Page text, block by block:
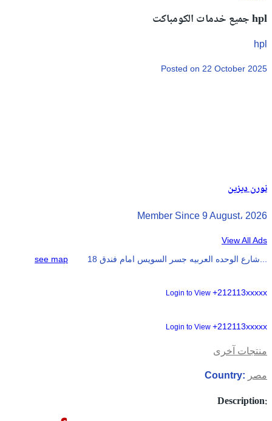
جميع خدمات الكومباكت hpl
hpl
Posted on 22 October 2025
نورن ديزين
Member Since 9 August، 2026
View All Ads
see map
Login to View +212113xxxxx
Login to View +212113xxxxx
منتجات آخرى
Country: مصر
Description: